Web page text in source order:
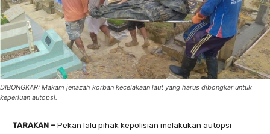
DIBONGKAR: Makam jenazah korban kecelakaan laut yang harus dibongkar untuk
keperluan autopsi.
TARAKAN – Pekan lalu pihak kepolisian melakukan autopsi